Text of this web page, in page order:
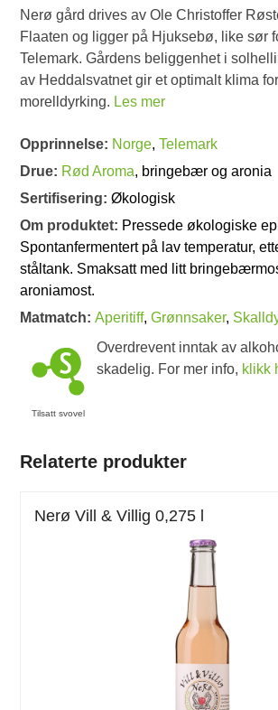
Nerø gård drives av Ole Christoffer
Flaaten og ligger på Hjuksebø, like sør
Telemark. Gårdens beliggenhet i
av Heddalsvatnet gir et optimalt klima
morelldyrking. Les mer
Opprinnelse: Norge,Telemark
Drue: Rød Aroma, bringebær og aronia
Sertifisering:Økologisk
Om produktet: Pressede økologiske
Spontanfermentert på lav temperatur,
ståltank. Smaksatt med litt
aroniamost.
Matmatch:Aperitiff,Grønnsaker,
Tilsatt svovel
Overdrevent inntak av
skadelig. For mer info, klikk
Relaterte produkter
Nerø Vill & Villig 0,275 l